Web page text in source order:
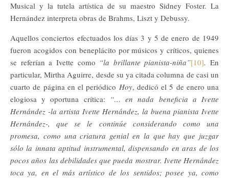
Musical y la tutela artística de su maestro Sidney Foster. La
Hernández interpreta obras de Brahms, Liszt y Debussy.
Aquellos conciertos efectuados los días 3 y 5 de enero de 1949
fueron acogidos con beneplácito por músicos y críticos, quienes
se referían a Ivette como “la brillante pianista-niña”[10]. En
particular, Mirtha Aguirre, desde su ya citada columna de casi un
cuarto de página en el periódico Hoy, dedicó el 5 de enero una
elogiosa y oportuna crítica: “… en nada beneficia a Ivette
Hernández -la artista Ivette Hernández, la buena pianista Ivette
Hernández-, que se le continúe considerando como una
promesa, como una criatura genial en la que hay que juzgar
sólo la innata aptitud instrumental, dispensando en aras de los
pocos años las debilidades que pueda mostrar. Ivette Hernández
toca ya, en el más artístico de los sentidos; posee ya, como